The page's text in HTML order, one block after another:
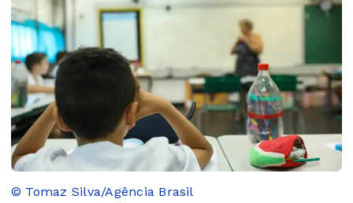
© Tomaz Silva/Agência Brasil